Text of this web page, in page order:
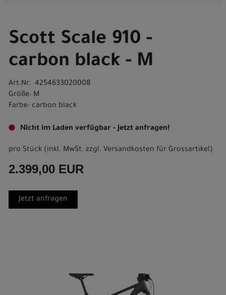
Scott Scale 910 -
carbon black - M
Art.Nr. 4254633020008
Größe: M
Farbe: carbon black
Nicht im Laden verfügbar - Jetzt anfragen!
pro Stück (inkl. MwSt. zzgl. Versandkosten für Grossartikel)
2.399,00 EUR
Jetzt anfragen